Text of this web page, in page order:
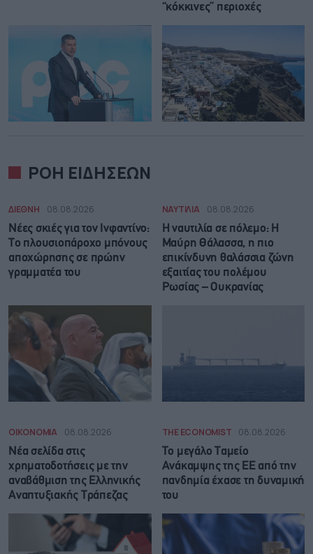
“κόκκινες” περιοχές
ΡΟΗ ΕΙΔΗΣΕΩΝ
ΔΙΕΘΝΗ 08.08.2026
Νέες σκιές για τον Ινφαντίνο:
Το πλουσιοπάροχο μπόνους
αποχώρησης σε πρώην
γραμματέα του
ΝΑΥΤΙΛΙΑ 08.08.2026
Η ναυτιλία σε πόλεμο: Η
Μαύρη Θάλασσα, η πιο
επικίνδυνη θαλάσσια ζώνη
εξαιτίας του πολέμου
Ρωσίας – Ουκρανίας
ΟΙΚΟΝΟΜΙΑ 08.08.2026
Νέα σελίδα στις
χρηματοδοτήσεις με την
αναβάθμιση της Ελληνικής
Αναπτυξιακής Τράπεζας
THE ECONOMIST 08.08.2026
Το μεγάλο Ταμείο
Ανάκαμψης της ΕΕ από την
πανδημία έχασε τη δυναμική
του